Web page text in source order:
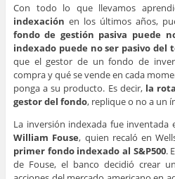
Con todo lo que llevamos
indexación en los últimos años,
fondo de gestión pasiva puede
indexado puede no ser pasivo del
que el gestor de un fondo de
compra y qué se vende en cada
ponga a su producto. Es decir, la
gestor del fondo, replique o no a un
La inversión indexada fue inventada
William Fouse, quien recaló en
primer fondo indexado al S&P500.
de Fouse, el banco decidió crear